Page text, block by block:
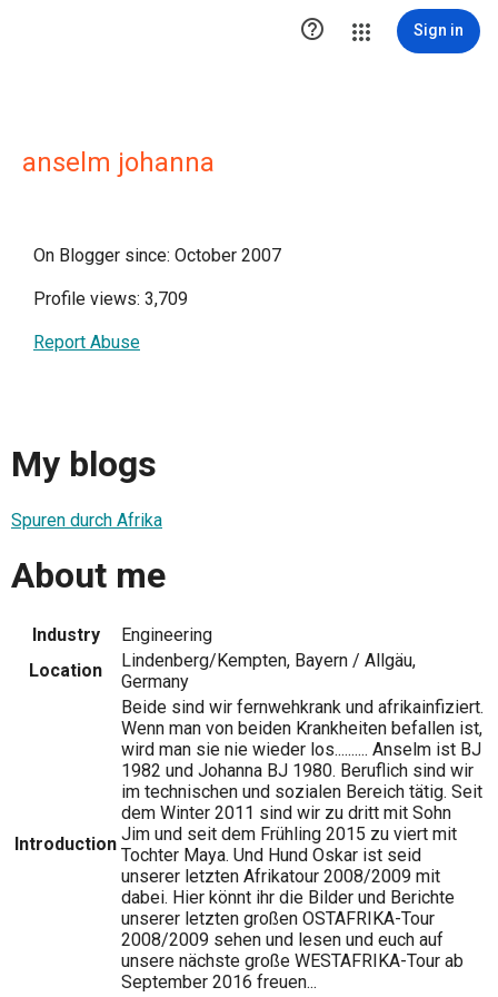
 Sign in
anselm johanna
On Blogger since: October 2007
Profile views: 3,709
Report Abuse
My blogs
Spuren durch Afrika
About me
Industry
Engineering
Location
Lindenberg/Kempten, Bayern / Allgäu,
Germany
Introduction
Beide sind wir fernwehkrank und afrikainfiziert.
Wenn man von beiden Krankheiten befallen ist,
wird man sie nie wieder los.......... Anselm ist BJ
1982 und Johanna BJ 1980. Beruflich sind wir
im technischen und sozialen Bereich tätig. Seit
dem Winter 2011 sind wir zu dritt mit Sohn
Jim und seit dem Frühling 2015 zu viert mit
Tochter Maya. Und Hund Oskar ist seid
unserer letzten Afrikatour 2008/2009 mit
dabei. Hier könnt ihr die Bilder und Berichte
unserer letzten großen OSTAFRIKA-Tour
2008/2009 sehen und lesen und euch auf
unsere nächste große WESTAFRIKA-Tour ab
September 2016 freuen...